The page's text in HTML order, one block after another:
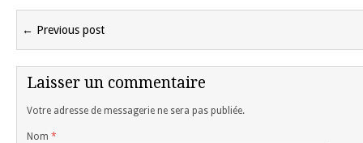
← Previous post
Laisser un commentaire
Votre adresse de messagerie ne sera pas publiée.
Nom *